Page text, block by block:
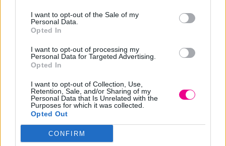
I want to opt-out of the Sale of my
Personal Data.
Opted In
I want to opt-out of processing my
Personal Data for Targeted Advertising.
Opted In
I want to opt-out of Collection, Use,
Retention, Sale, and/or Sharing of my
Personal Data that Is Unrelated with the
Purposes for which it was collected.
Opted Out
CONFIRM
Επιπλέον πληροφορίες
ΜΠΕΡΤΑ FRAMAR
Σχετικά προϊόντα